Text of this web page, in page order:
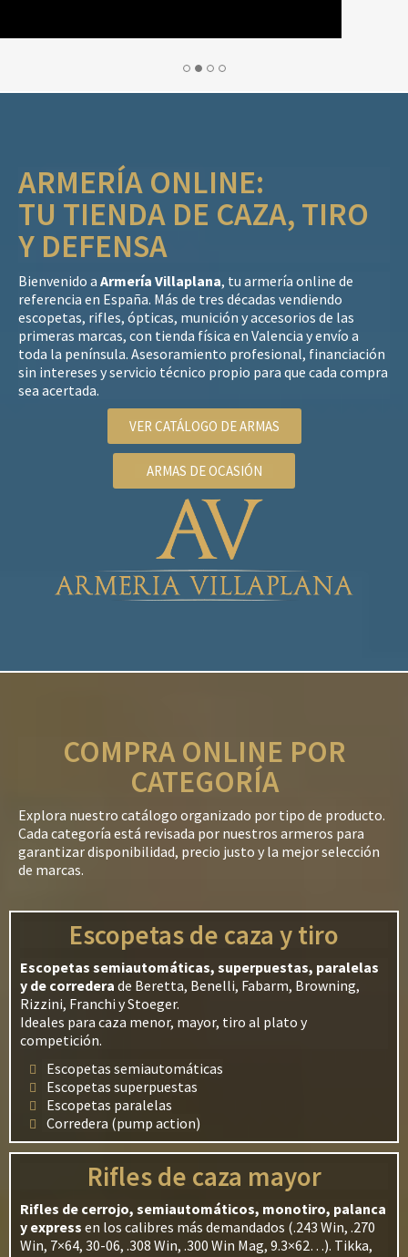
ARMERÍA ONLINE:
TU TIENDA DE CAZA, TIRO
Y DEFENSA
Bienvenido a Armería Villaplana, tu armería online de
referencia en España. Más de tres décadas vendiendo
escopetas, rifles, ópticas, munición y accesorios de las
primeras marcas, con tienda física en Valencia y envío a
toda la península. Asesoramiento profesional, financiación
sin intereses y servicio técnico propio para que cada compra
sea acertada.
VER CATÁLOGO DE ARMAS
ARMAS DE OCASIÓN
COMPRA ONLINE POR
CATEGORÍA
Explora nuestro catálogo organizado por tipo de producto.
Cada categoría está revisada por nuestros armeros para
garantizar disponibilidad, precio justo y la mejor selección
de marcas.
Escopetas de caza y tiro
Escopetas semiautomáticas, superpuestas, paralelas
y de corredera de Beretta, Benelli, Fabarm, Browning,
Rizzini, Franchi y Stoeger.
Ideales para caza menor, mayor, tiro al plato y
competición.
Escopetas semiautomáticas
Escopetas superpuestas
Escopetas paralelas
Corredera (pump action)
Rifles de caza mayor
Rifles de cerrojo, semiautomáticos, monotiro, palanca
y express en los calibres más demandados (.243 Win, .270
Win, 7×64, 30-06, .308 Win, .300 Win Mag, 9.3×62…). Tikka,